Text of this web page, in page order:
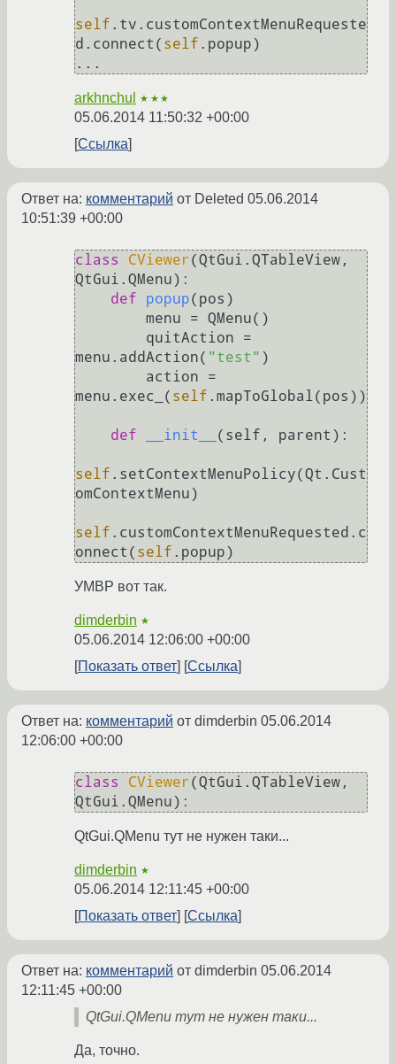
self .tv.customContextMenuRequeste
d.connect( self .popup)
...
arkhnchul ★★★
05.06.2014 11:50:32 +00:00
Ссылка
Ответ на: комментарий от Deleted 05.06.2014
10:51:39 +00:00
class CViewer(QtGui.QTableView,
QtGui.QMenu):
def
popup( pos )
menu.addAction( "test" )
menu.exec_( self .mapToGlobal(pos))
def __init__ ( self, parent ):
self .setContextMenuPolicy(Qt.Cust
omContextMenu)
self .customContextMenuRequested.c
onnect( self
УМВР вот так.
dimderbin ★
05.06.2014 12:06:00 +00:00
Показать ответ
Ссылка
Ответ на: комментарий от dimderbin 05.06.2014
12:06:00 +00:00
class CViewer(QtGui.QTableView,
QtGui.QMenu):
QtGui.QMenu тут не нужен таки...
dimderbin ★
05.06.2014 12:11:45 +00:00
Показать ответ
Ссылка
Ответ на: комментарий от dimderbin 05.06.2014
12:11:45 +00:00
QtGui.QMenu тут не нужен таки...
Да, точно.